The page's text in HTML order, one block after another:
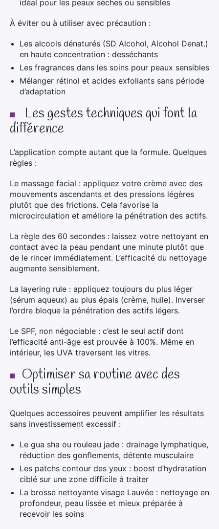
idéal pour les peaux sèches ou sensibles
À éviter ou à utiliser avec précaution :
Les alcools dénaturés (SD Alcohol, Alcohol Denat.)
en haute concentration : desséchants
Les fragrances dans les soins pour peaux sensibles
Mélanger rétinol et acides exfoliants sans période
d’adaptation
Les gestes techniques qui font la
différence
L’application compte autant que la formule. Quelques
règles :
Le massage facial : appliquez votre crème avec des
mouvements ascendants et des pressions légères
plutôt que des frictions. Cela favorise la
microcirculation et améliore la pénétration des actifs.
La règle des 60 secondes : laissez votre nettoyant en
contact avec la peau pendant une minute plutôt que
de le rincer immédiatement. L’efficacité du nettoyage
augmente sensiblement.
La layering rule : appliquez toujours du plus léger
(sérum aqueux) au plus épais (crème, huile). Inverser
l’ordre bloque la pénétration des actifs légers.
Le SPF, non négociable : c’est le seul actif dont
l’efficacité anti-âge est prouvée à 100%. Même en
intérieur, les UVA traversent les vitres.
Optimiser sa routine avec des
outils simples
Quelques accessoires peuvent amplifier les résultats
sans investissement excessif :
Le gua sha ou rouleau jade : drainage lymphatique,
réduction des gonflements, détente musculaire
Les patchs contour des yeux : boost d’hydratation
ciblé sur une zone difficile à traiter
La brosse nettoyante visage Lauvée : nettoyage en
profondeur, peau lissée et mieux préparée à
recevoir les soins